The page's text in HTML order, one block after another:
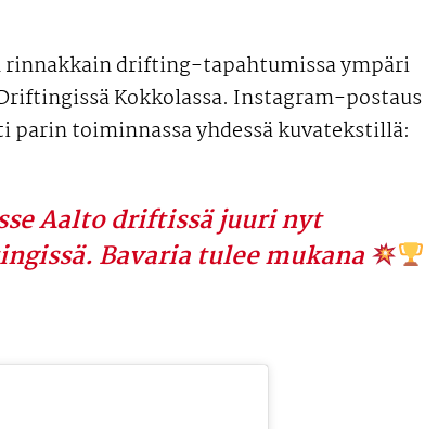
rinnakkain drifting-tapahtumissa ympäri
Kokkolassa. Instagram-postaus
toiminnassa yhdessä kuvatekstillä:
Aalto driftissä juuri nyt
Bavaria tulee mukana